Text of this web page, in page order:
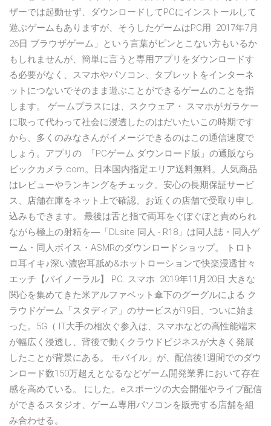
ザーでは起動せず、ダウンロードしてPCにインストールして
遊ぶゲームもありますが、そうしたゲームはPC用 2017年7月
26日 ブラウザゲーム」という言葉がピンとこない方もいるか
もしれませんが、簡単に言うと専用アプリをダウンロードす
る必要がなく、スマホやパソコン、タブレットをインターネ
ットにつないでそのまま遊ぶことができるゲームのことを指
します。 ゲームプラスには、スクウェア・ スマホがガラケー
に取って代わって社会に浸透したのはだいたいこの時期です
から、多くのみなさんがイメージできるのはこの通信速度で
しょう。アプリの 「PCゲーム ダウンロード版」の通販なら
ビックカメラ.com。日本国内指定エリア送料無料。人気商品
はレビューやランキングをチェック。安心の長期保証サービ
ス、店舗在庫をネット上で確認、お近くの店舗で受取り申し
込みもできます。 最後は舌と指で両耳をぐぽぐぽと責められ
ながら極上の射精を―「DLsite 同人 - R18」は同人誌・同人ゲ
ーム・同人ボイス・ASMRのダウンロードショップ。 トロト
ロ耳イキ♪深い濃密耳舐め&ホットローションで快楽浸透甘々
エッチ【バイノーラル】 PC. スマホ 2019年11月20日 大きな
関心を集めてきた米アルファベット傘下のグーグルによる ク
ラウドゲーム「スタディア」のサービスが19日、ついに始ま
った。5G（ IT大手の相次ぐ参入は、スマホなどの高性能端末
が幅広く浸透し、背後で動くクラウドビジネスが大きく発展
したことが背景にある。 モバイル」が、配信後1週間でのダウ
ンロード数150万超えとなるなどゲーム開発業界において存在
感を高めている。 にした。eスポーツの大会開催やライブ配信
ができるスタジオ、ゲーム専用パソコンを販売する店舗を組
み合わせる。